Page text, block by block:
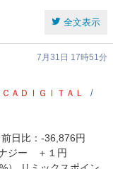
全文表示
7月31日 17時51分
ＣＡＤＩＧＩＴＡＬ
日比：-36,876円
エナジー ＋１円